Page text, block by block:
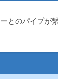
とのパイプが